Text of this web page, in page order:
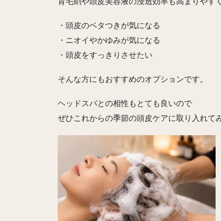
・頭皮のベタつきが気になる
・ニオイやかゆみが気になる
・頭皮をすっきりさせたい
そんな方にもおすすめのオプションです。
ヘッドスパとの相性もとても良いので
ぜひこれからの季節の頭皮ケアに取り入れて